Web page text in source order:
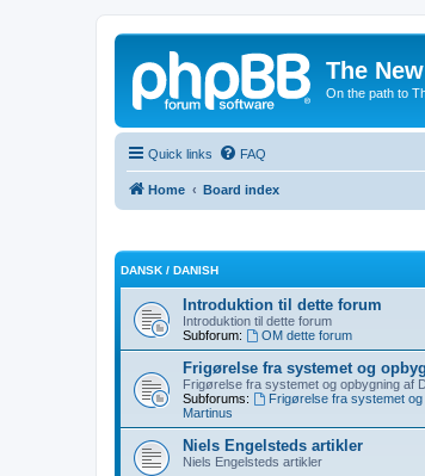
The
On the path to
Quick links FAQ
Home Board index
DANSK / DANISH
Introduktion til dette forum
Introduktion til dette forum
Subforum:
OM dette forum
Frigørelse fra systemet og
Frigørelse fra systemet og opbygning af
Subforums:
Frigørelse fra systemet
Martinus
Niels Engelsteds artikler
Niels Engelsteds artikler